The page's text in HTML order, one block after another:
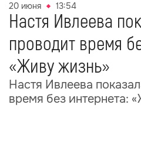
20 июня 13:54
Настя Ивлеева
проводит время
«Живу жизнь»
Настя Ивлеева
время без интернета: